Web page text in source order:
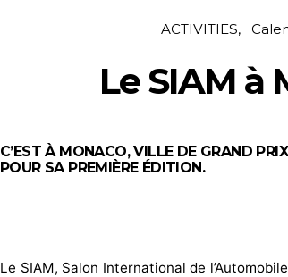
ACTIVITIES
Le SIAM à
C’EST À MONACO, VILLE DE GRAND
POUR SA PREMIÈRE ÉDITION.
Le SIAM, Salon International de